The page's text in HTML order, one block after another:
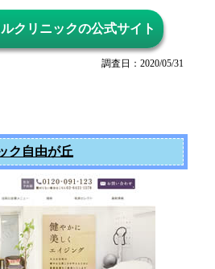
クリニックの公式サイト
調査日：2020/05/31
ク自由が丘